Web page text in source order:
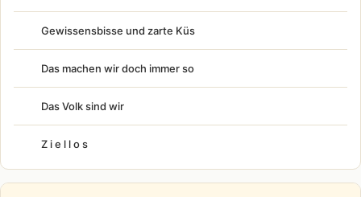
Gewissensbisse und zarte Küs
Das machen wir doch immer so
Das Volk sind wir
Z i e l l o s